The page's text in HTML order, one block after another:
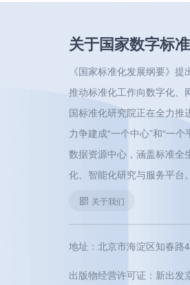
关于国家数字标
《国家标准化发展纲要》提
推动标准化工作向数字化、
国标准化研究院正在全力推
力争建成“一个中心”和“一
数据资源中心，涵盖标准全
化、智能化研究与服务平台。
关于我们
地址：北京市海淀区知春路
出版物经营许可证：新出发